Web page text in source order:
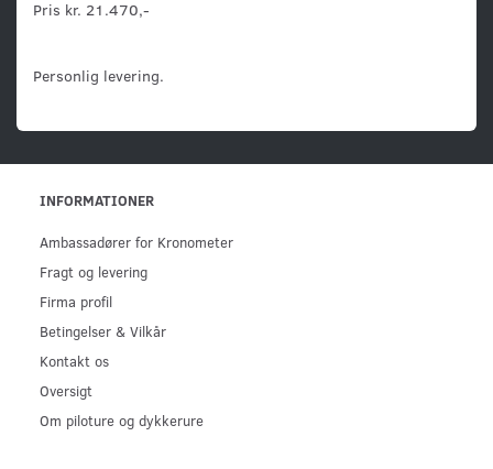
Pris kr. 21.470,-
Personlig levering.
INFORMATIONER
Ambassadører for Kronometer
Fragt og levering
Firma profil
Betingelser & Vilkår
Kontakt os
Oversigt
Om piloture og dykkerure